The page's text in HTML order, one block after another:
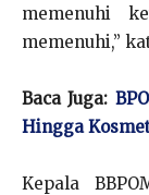
memenuhi
memenuhi,”
Baca Juga:
Hingga
Kepala